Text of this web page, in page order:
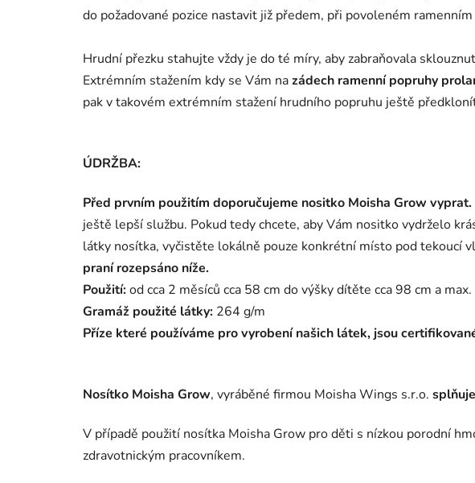
do požadované pozice nastavit již předem, při povoleném
Hrudní přezku stahujte vždy je do té míry, aby zabraňovala
Extrémním stažením kdy se Vám nazádech ramenní popruhy
pak v takovém extrémním stažení hrudního popruhu ještě
ÚDRŽBA:
Před prvním použitím doporučujeme nositko Moisha Grow vyprat.
ještě lepší službu. Pokud tedy chcete, aby Vám nositko vydrželo
látky nosítka, vyčistěte lokálně pouze konkrétní místo pod tekoucí
praní rozepsáno níže.
Použití:od cca 2 měsíců cca 58 cm do výšky dítěte cca 98 cm a
Gramáž použité látky: 264 g/m
Příze které používáme pro vyrobení našich látek, jsou
Nosítko Moisha Grow, vyráběné firmou Moisha Wings s.r.o.
V případě použití nosítka Moisha Grow pro děti s nízkou porodní
zdravotnickým pracovníkem.